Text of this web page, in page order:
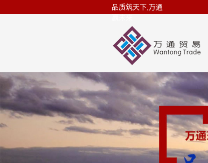
品质筑天下,万通